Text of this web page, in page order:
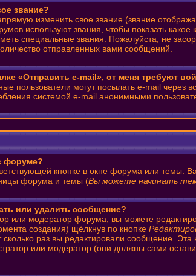
звание?
изменить свое звание (звание
используют звания, чтобы показать
специальные звания. Пожалуйста, не
отправленных вами сообщений.
«Отправить e-mail», от меня требуют
пользователи могут посылать e-mail
системой e-mail анонимными
форуме?
кнопке в окне форума или темы.
форума и темы (Вы можете начинать
или удалить сообщение?
или модератор форума, вы можете
создания) щёлкнув по кнопке
сколько раз вы редактировали сообщение.
или модератор (они должны сами